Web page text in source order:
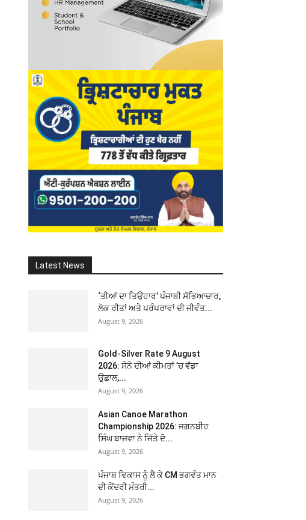
Latest News
‘ਤੀਆਂ ਦਾ ਤਿਉਹਾਰ’ ਪੰਜਾਬੀ ਸੱਭਿਆਚਾਰ,
ਲੋਕ ਰੀਤਾਂ ਅਤੇ ਪਰੰਪਰਾਵਾਂ ਦੀ ਜੀਵੰਤ...
August 9, 2026
Gold-Silver Rate 9 August
2026: ਸੋਨੇ ਦੀਆਂ ਕੀਮਤਾਂ ’ਚ ਵੱਡਾ
ਉਛਾਲ,...
August 9, 2026
Asian Canoe Marathon
Championship 2026: ਜਗਨਬੀਰ
ਸਿੰਘ ਬਾਜਵਾ ਨੇ ਜਿੱਤੇ ਦੋ...
August 9, 2026
ਪੰਜਾਬ ਵਿਕਾਸ ਨੂੰ ਲੈ ਕੇ CM ਭਗਵੰਤ ਮਾਨ
ਦੀ ਕੇਂਦਰੀ ਮੰਤਰੀ...
August 9, 2026